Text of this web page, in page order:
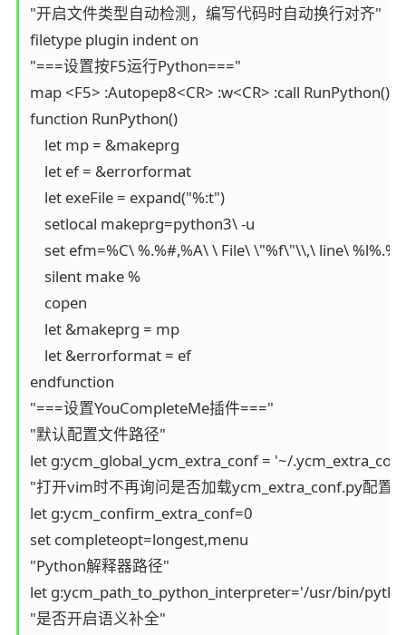
"开启文件类型自动检测，编写代码时自动换行对齐"
filetype plugin indent on
"===设置按F5运行Python==="
map <F5> :Autopep8<CR> :w<CR> :call
function RunPython()
    let mp = &makeprg
    let ef = &errorformat
    let exeFile = expand("%:t")
    setlocal makeprg=python3\ -u
set efm=%C\ %.%#,%A\ \ File\ \"%f\"\\,\ line\
    silent make %
    copen
    let &makeprg = mp
    let &errorformat = ef
endfunction
"===设置YouCompleteMe插件==="
"默认配置文件路径"
let g:ycm_global_ycm_extra_conf = '~/
"打开vim时不再询问是否加载ycm_extra_conf.py配置"
let g:ycm_confirm_extra_conf=0
set completeopt=longest,menu
"Python解释器路径"
let g:ycm_path_to_python_interpreter='/usr/bin/
"是否开启语义补全"